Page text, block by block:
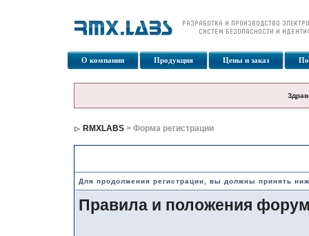
О компании Продукция Цены и заказ
RMXLABS> Форма регистрации
Для продолжения регистрации, вы должны принять
Правила и положения